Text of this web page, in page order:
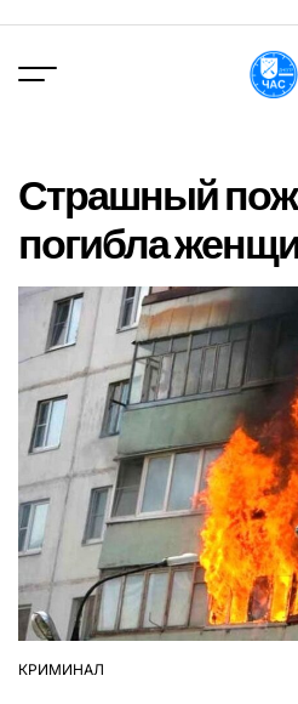
вмісту
Страшный
погибла
ОПУБЛІКУВАТИ
КРИМИНАЛ